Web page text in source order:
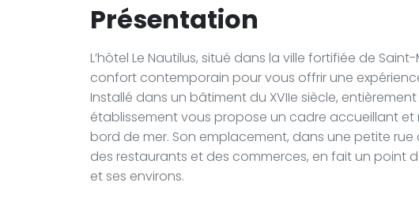
Présentation
L’hôtel Le Nautilus, situé dans la ville fortifiée de
confort contemporain pour vous offrir une
Installé dans un bâtiment du XVIIe siècle,
établissement vous propose un cadre accueillant
bord de mer. Son emplacement, dans une petite
des restaurants et des commerces, en fait un point
et ses environs.